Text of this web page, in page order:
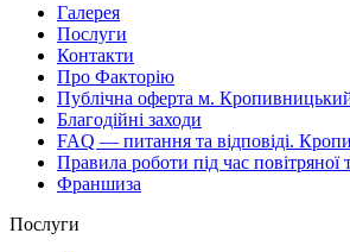
Галерея
Послуги
Контакти
Про Факторію
Публічна оферта м.
Благодійні заходи
FAQ — питання та відповіді.
Правила роботи під час повітряної
Франшиза
Послуги